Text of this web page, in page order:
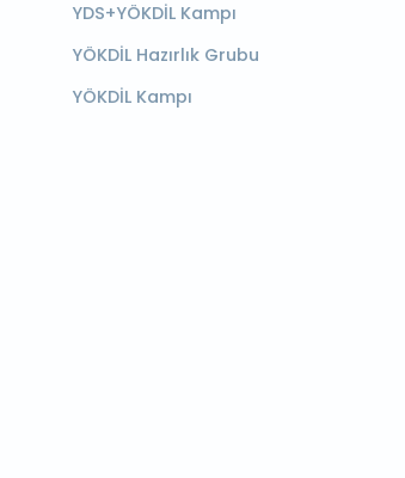
YDS+YÖKDİL Kampı
YÖKDİL Hazırlık Grubu
YÖKDİL Kampı